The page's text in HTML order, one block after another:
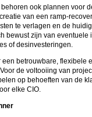
ook plannen voor
van een ramp-
te verlagen en de
bewust zijn van
of desinvesteringen.
een betrouwbare,
de voltooiing van
op behoeften van de
elke CIO.